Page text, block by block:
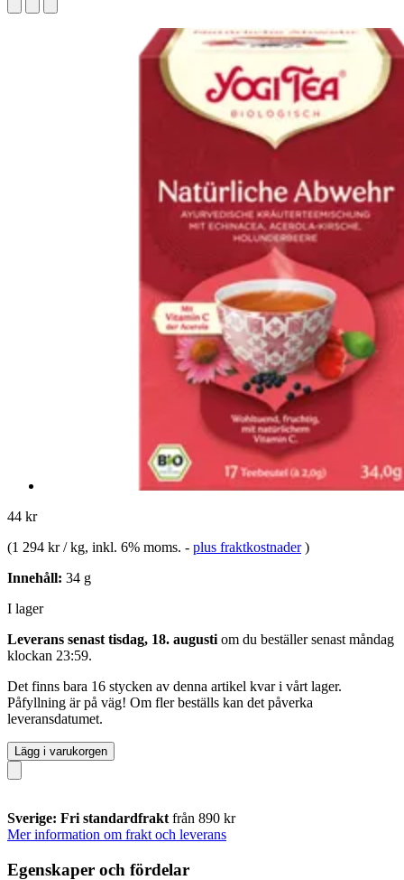
44 kr
(1 294 kr / kg, inkl. 6% moms. - plus fraktkostnader )
Innehåll: 34 g
I lager
Leverans senast tisdag, 18. augusti om du beställer senast måndag
klockan 23:59.
Det finns bara 16 stycken av denna artikel kvar i vårt lager.
Påfyllning är på väg! Om fler beställs kan det påverka
leveransdatumet.
Lägg i varukorgen
Sverige: Fri standardfrakt från 890 kr
Mer information om frakt och leverans
Egenskaper och fördelar